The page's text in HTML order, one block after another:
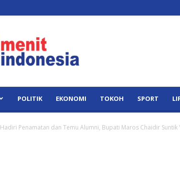
Indonesia
POLITIK EKONOMI TOKOH SPORT
Hadiri Penamatan dan Temu Alumni, Bupati Maros Chaidir Suntik